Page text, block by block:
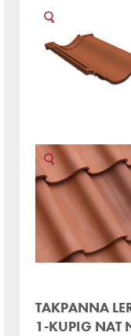
TAKPANNA
1-KUPIG NAT